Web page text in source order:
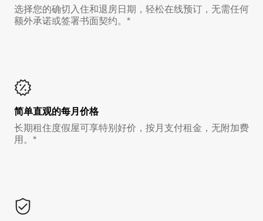
选择您的确切入住和退房日期，轻松在线预订，无需任何
额外承诺或签署书面契约。*
简单直观的每月价格
长期租住度假屋可享特别好价，按月支付租金，无附加费
用。*